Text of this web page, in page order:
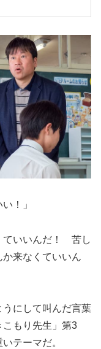
！」
ていいんだ！ 苦し
来なくていいん
にして叫んだ言葉
もり先生」第3
テーマだ。